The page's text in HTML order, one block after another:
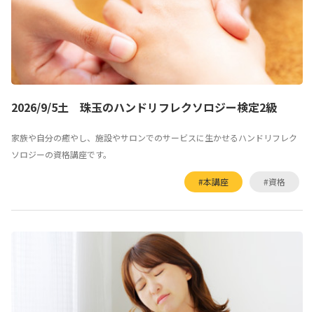
2026/9/5土 珠玉のハンドリフレクソロジー検定2級
家族や自分の癒やし、施設やサロンでのサービスに生かせるハンドリフレク
ソロジーの資格講座です。
#本講座 #資格